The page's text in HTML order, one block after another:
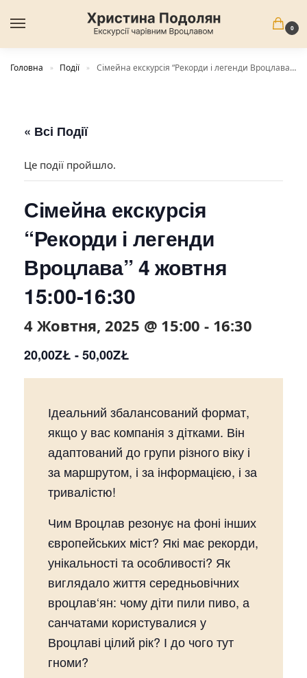
0
Головна » Події » Сімейна екскурсія “Рекорди і легенди Вроцлава” 4 жовтня 15:00-16:30
« Всі Події
Це події пройшло.
Сімейна екскурсія
“Рекорди і легенди
Вроцлава” 4 жовтня
15:00-16:30
4 Жовтня, 2025 @ 15:00 - 16:30
20,00ZŁ - 50,00ZŁ
Ідеальний збалансований формат,
якщо у вас компанія з дітками. Він
адаптований до групи різного віку і
за маршрутом, і за інформацією, і за
тривалістю!
Чим Вроцлав резонує на фоні інших
європейських міст? Які має рекорди,
унікальності та особливості? Як
виглядало життя середньовічних
вроцлав‘ян: чому діти пили пиво, а
санчатами користувалися у
Вроцлаві цілий рік? І до чого тут
гноми?